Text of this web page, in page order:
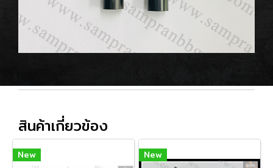
สินค้าเกี่ยวข้อง
New New